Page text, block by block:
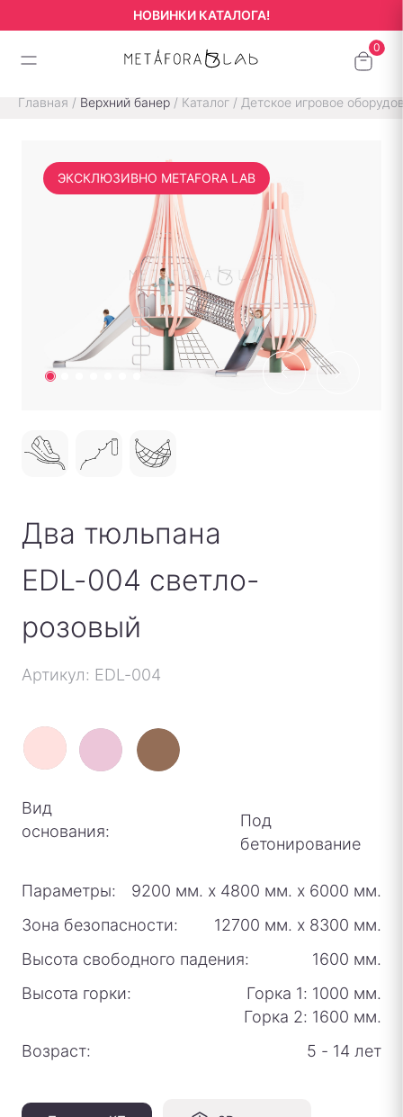
НОВИНКИ КАТАЛОГА!
Главная / Верхний банер / Каталог / Детское игровое
ЭКСКЛЮЗИВНО METAFORA LAB
Два тюльпана
EDL-004 светло-
розовый
Артикул: EDL-004
Вид
основания:
Под
бетонирование
Параметры: 9200 мм. х 4800 мм. х 6000 мм.
Зона безопасности:
12700 мм. х 8300 мм.
Высота свободного падения:
1600 мм.
Высота горки:
Горка 1: 1000 мм.
Горка 2: 1600 мм.
Возраст:
5 - 14 лет